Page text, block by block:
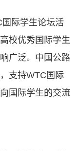
际学生论坛活
校优秀国际学生
广泛。中国公路
支持WTC国际
国际学生的交流